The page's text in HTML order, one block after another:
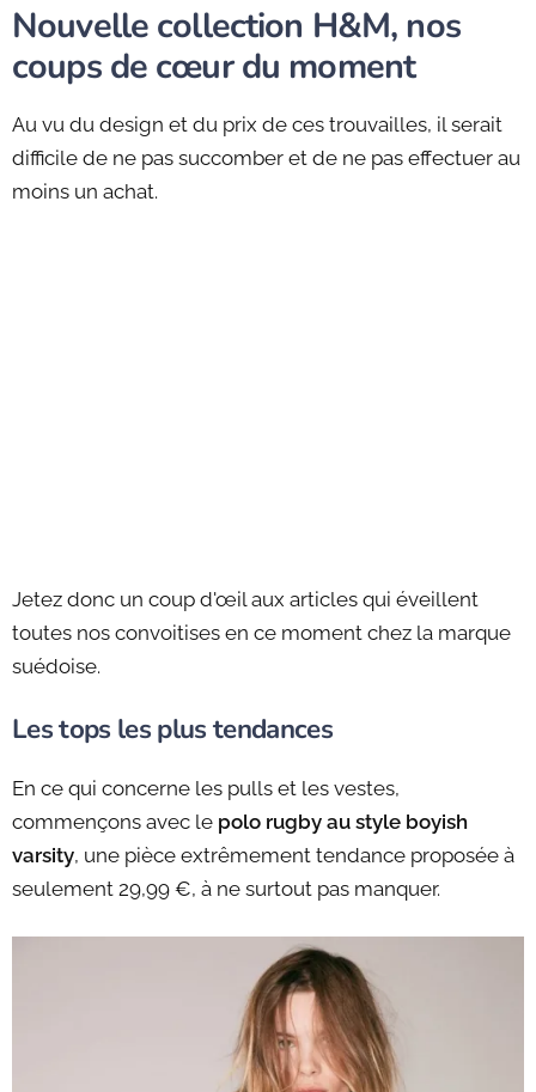
Nouvelle collection H&M, nos
coups de cœur du moment
Au vu du design et du prix de ces trouvailles, il serait
difficile de ne pas succomber et de ne pas effectuer au
moins un achat.
Jetez donc un coup d'œil aux articles qui éveillent
toutes nos convoitises en ce moment chez la marque
suédoise.
Les tops les plus tendances
En ce qui concerne les pulls et les vestes,
commençons avec le polo rugby au style boyish
varsity, une pièce extrêmement tendance proposée à
seulement 29,99 €, à ne surtout pas manquer.